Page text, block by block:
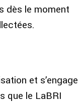
dès le moment
et s’engage
que le LaBRI